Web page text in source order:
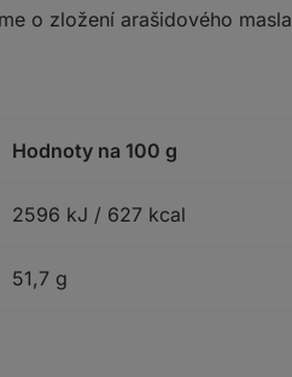
o zložení arašidového masla
Hodnoty na 100 g
2596 kJ / 627 kcal
51,7 g